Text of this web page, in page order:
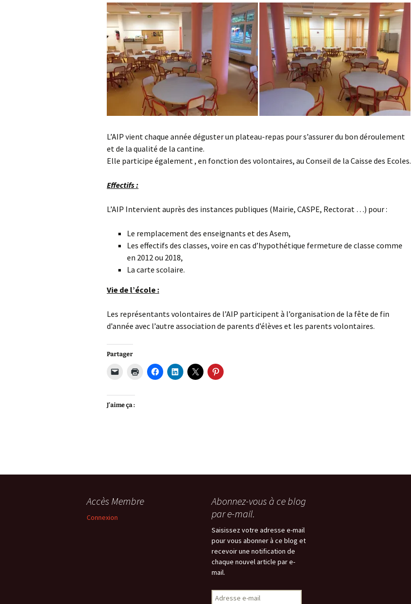
L’AIP vient chaque année déguster un plateau-repas pour s’assurer du bon déroulement
et de la qualité de la cantine.
Elle participe également , en fonction des volontaires, au Conseil de la Caisse des Ecoles.
Effectifs :
L’AIP Intervient auprès des instances publiques (Mairie, CASPE, Rectorat …) pour :
Le remplacement des enseignants et des Asem,
Les effectifs des classes, voire en cas d’hypothétique fermeture de classe comme
en 2012 ou 2018,
La carte scolaire.
Vie de l’école :
Les représentants volontaires de l’AIP participent à l’organisation de la fête de fin
d’année avec l’autre association de parents d’élèves et les parents volontaires.
Partager
J’aime ça :
Accès Membre
Connexion
Abonnez-vous à ce blog
par e-mail.
Saisissez votre adresse e-mail
pour vous abonner à ce blog et
recevoir une notification de
chaque nouvel article par e-
mail.
Adresse